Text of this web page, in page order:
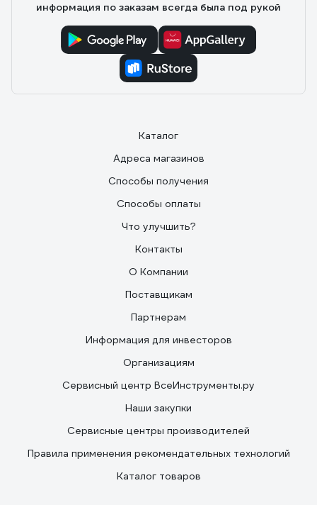
информация по заказам всегда была под рукой
Каталог
Адреса магазинов
Способы получения
Способы оплаты
Что улучшить?
Контакты
О Компании
Поставщикам
Партнерам
Информация для инвесторов
Организациям
Сервисный центр ВсеИнструменты.ру
Наши закупки
Сервисные центры производителей
Правила применения рекомендательных технологий
Каталог товаров